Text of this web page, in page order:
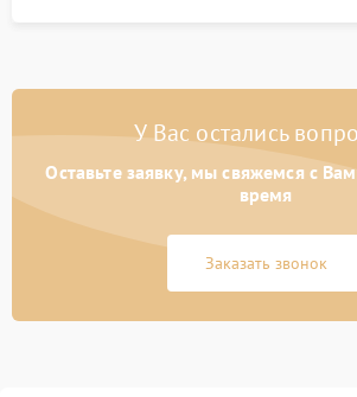
У Вас остались
Оставьте заявку, мы свяжемся с
время
Заказать звонок